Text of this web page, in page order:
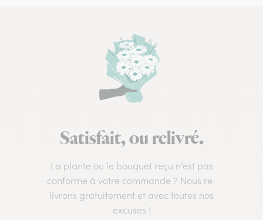
Satisfait, ou relivré.
La plante ou le bouquet reçu n’est pas
conforme à votre commande ? Nous re-
livrons gratuitement et avec toutes nos
excuses !